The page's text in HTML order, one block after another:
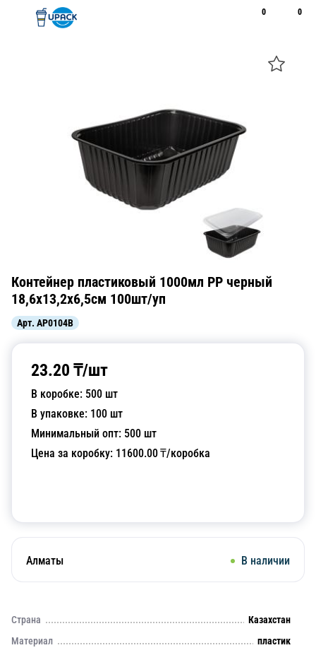
0 0
Контейнер пластиковый 1000мл PP черный
18,6х13,2х6,5см 100шт/уп
Арт. AP0104B
23.20 ₸/шт
В коробке: 500 шт
В упаковке: 100 шт
Минимальный опт: 500 шт
Цена за коробку: 11600.00₸/коробка
Алматы В наличии
Страна
Казахстан
Материал
пластик